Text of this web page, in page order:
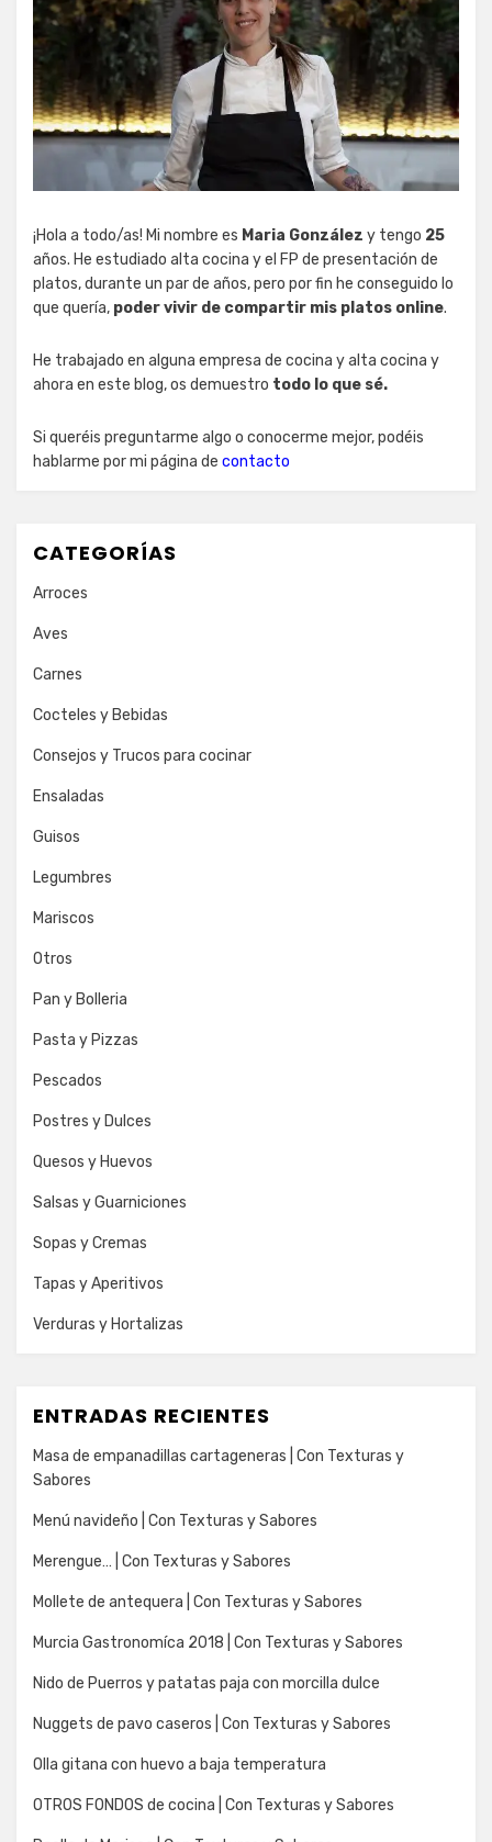
¡Hola a todo/as! Mi nombre es Maria González y tengo 25
años. He estudiado alta cocina y el FP de presentación de
platos, durante un par de años, pero por fin he conseguido lo
que quería, poder vivir de compartir mis platos online.
He trabajado en alguna empresa de cocina y alta cocina y
ahora en este blog, os demuestro todo lo que sé.
Si queréis preguntarme algo o conocerme mejor, podéis
hablarme por mi página de contacto
CATEGORÍAS
Arroces
Aves
Carnes
Cocteles y Bebidas
Consejos y Trucos para cocinar
Ensaladas
Guisos
Legumbres
Mariscos
Otros
Pan y Bolleria
Pasta y Pizzas
Pescados
Postres y Dulces
Quesos y Huevos
Salsas y Guarniciones
Sopas y Cremas
Tapas y Aperitivos
Verduras y Hortalizas
ENTRADAS RECIENTES
Masa de empanadillas cartageneras | Con Texturas y
Sabores
Menú navideño | Con Texturas y Sabores
Merengue… | Con Texturas y Sabores
Mollete de antequera | Con Texturas y Sabores
Murcia Gastronomíca 2018 | Con Texturas y Sabores
Nido de Puerros y patatas paja con morcilla dulce
Nuggets de pavo caseros | Con Texturas y Sabores
Olla gitana con huevo a baja temperatura
OTROS FONDOS de cocina | Con Texturas y Sabores